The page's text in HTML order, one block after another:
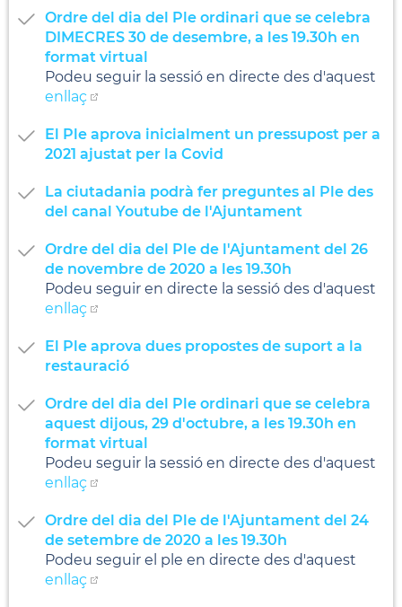
Ordre del dia del Ple ordinari que se celebra
DIMECRES 30 de desembre, a les 19.30h en
format virtual
Podeu seguir la sessió en directe des d'aquest
enllaç
El Ple aprova inicialment un pressupost per a
2021 ajustat per la Covid
La ciutadania podrà fer preguntes al Ple des
del canal Youtube de l'Ajuntament
Ordre del dia del Ple de l'Ajuntament del 26
de novembre de 2020 a les 19.30h
Podeu seguir en directe la sessió des d'aquest
enllaç
El Ple aprova dues propostes de suport a la
restauració
Ordre del dia del Ple ordinari que se celebra
aquest dijous, 29 d'octubre, a les 19.30h en
format virtual
Podeu seguir la sessió en directe des d'aquest
enllaç
Ordre del dia del Ple de l'Ajuntament del 24
de setembre de 2020 a les 19.30h
Podeu seguir el ple en directe des d'aquest
enllaç